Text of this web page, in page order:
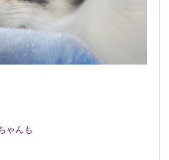
ゃんも